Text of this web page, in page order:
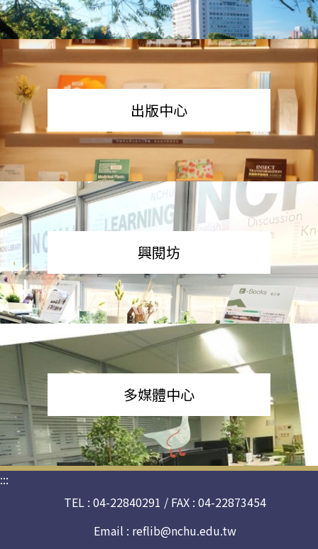
出版中心
興閱坊
多媒體中心
:::
TEL : 04-22840291 / FAX : 04-22873454
Email : reflib@nchu.edu.tw